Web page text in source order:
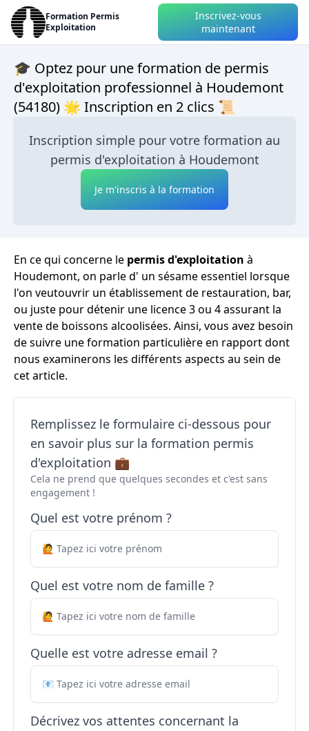
Formation Permis
Exploitation
Inscrivez-vous
maintenant
🎓 Optez pour une formation de permis
d'exploitation professionnel à Houdemont
(54180) 🌟 Inscription en 2 clics 📜
Inscription simple pour votre formation au
permis d'exploitation à Houdemont
Je m'inscris à la formation
En ce qui concerne le permis d'exploitation à
Houdemont, on parle d' un sésame essentiel lorsque
l'on veutouvrir un établissement de restauration, bar,
ou juste pour détenir une licence 3 ou 4 assurant la
vente de boissons alcoolisées. Ainsi, vous avez besoin
de suivre une formation particulière en rapport dont
nous examinerons les différents aspects au sein de
cet article.
Remplissez le formulaire ci-dessous pour
en savoir plus sur la formation permis
d'exploitation 💼
Cela ne prend que quelques secondes et c'est sans
engagement !
Quel est votre prénom ?
Quel est votre nom de famille ?
Quelle est votre adresse email ?
Décrivez vos attentes concernant la